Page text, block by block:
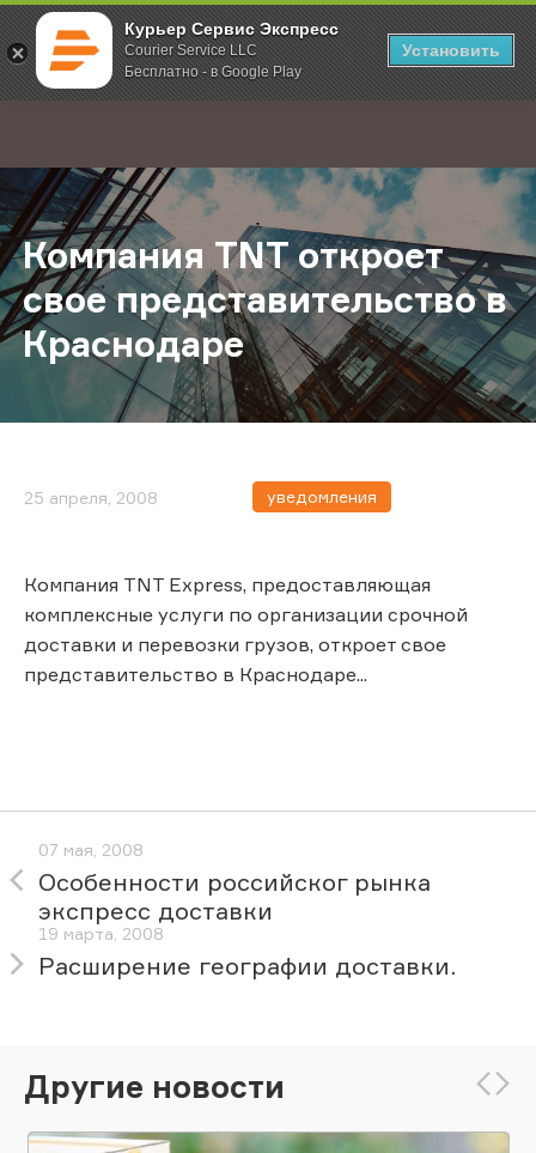
Курьер Сервис Экспресс
Courier Service LLC
Бесплатно - в Google Play
Установить
; Главная О компании Новости Компания TNT откроет свое
Компания TNT откроет
свое представительство в
Краснодаре
25 апреля, 2008 уведомления
Компания TNT Express, предоставляющая
комплексные услуги по организации срочной
доставки и перевозки грузов, откроет свое
представительство в Краснодаре...
07 мая, 2008
Особенности российског рынка
экспресс доставки
19 марта, 2008
Расширение географии доставки.
Другие новости